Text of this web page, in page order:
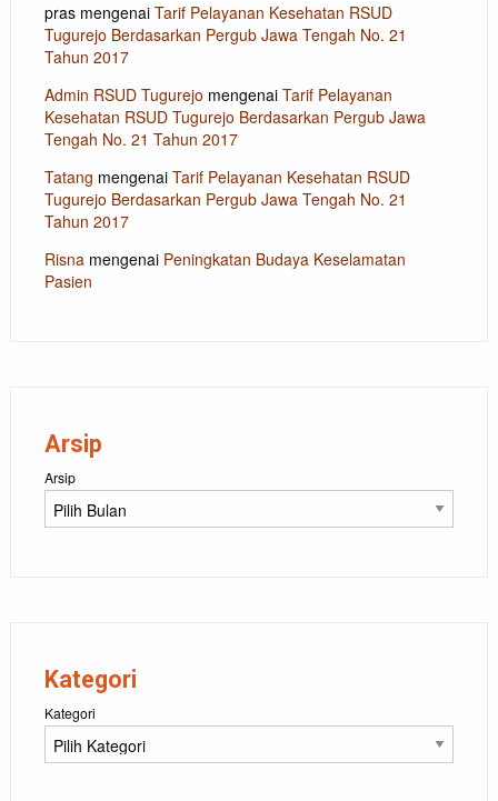
prasmengenai Tarif Pelayanan Kesehatan RSUD
Tugurejo Berdasarkan Pergub Jawa Tengah No. 21
Tahun 2017
Admin RSUD Tugurejo mengenai Tarif Pelayanan
Kesehatan RSUD Tugurejo Berdasarkan Pergub Jawa
Tengah No. 21 Tahun 2017
Tatang mengenai Tarif Pelayanan Kesehatan RSUD
Tugurejo Berdasarkan Pergub Jawa Tengah No. 21
Tahun 2017
Risnamengenai Peningkatan Budaya Keselamatan
Pasien
Arsip
Arsip
Kategori
Kategori